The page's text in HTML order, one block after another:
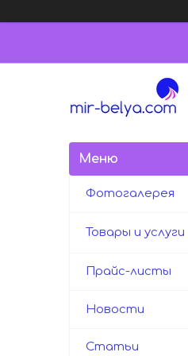
Фотогалерея
Товары и услуги
Прайс-листы
Новости
Статьи